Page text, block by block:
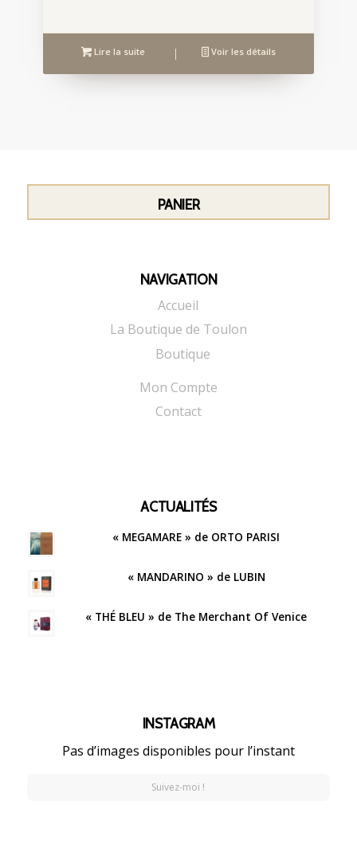
Lire la suite Voir les détails
PANIER
NAVIGATION
Accueil
La Boutique de Toulon
Boutique
Mon Compte
Contact
ACTUALITÉS
« MEGAMARE » de ORTO PARISI
« MANDARINO » de LUBIN
« THÉ BLEU » de The Merchant Of Venice
INSTAGRAM
Pas d’images disponibles pour l’instant
Suivez-moi !